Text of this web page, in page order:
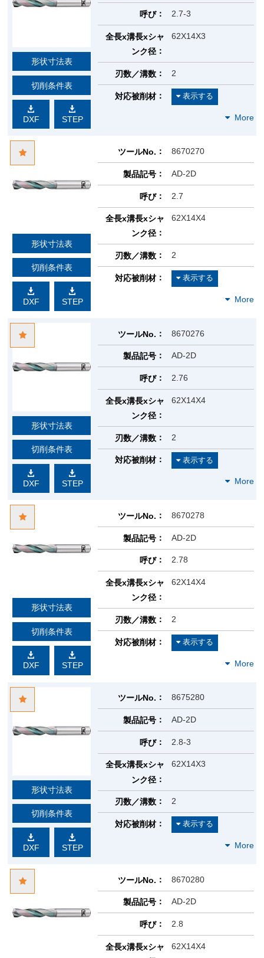
形状寸法表
切削条件表
DXF STEP
呼び 2.7-3
全長x溝長xシャ
ンク径
62X14X3
刃数／溝数 2
対応被削材
形状寸法表
切削条件表
DXF STEP
ツールNo. 8670270
製品記号 AD-2D
呼び 2.7
全長x溝長xシャ
ンク径
62X14X4
刃数／溝数 2
対応被削材
形状寸法表
切削条件表
DXF STEP
ツールNo. 8670276
製品記号 AD-2D
呼び 2.76
全長x溝長xシャ
ンク径
62X14X4
刃数／溝数 2
対応被削材
形状寸法表
切削条件表
DXF STEP
ツールNo. 8670278
製品記号 AD-2D
呼び 2.78
全長x溝長xシャ
ンク径
62X14X4
刃数／溝数 2
対応被削材
形状寸法表
切削条件表
DXF STEP
ツールNo. 8675280
製品記号 AD-2D
呼び 2.8-3
全長x溝長xシャ
ンク径
62X14X3
刃数／溝数 2
対応被削材
ツールNo. 8670280
製品記号 AD-2D
呼び 2.8
全長x溝長xシャ
62X14X4